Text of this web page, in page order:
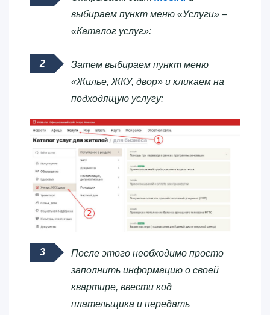
выбираем пункт меню «Услуги» –
«Каталог услуг»:
Затем выбираем пункт меню
«Жилье, ЖКУ, двор» и кликаем на
подходящую услугу:
После этого необходимо просто
заполнить информацию о своей
квартире, ввести код
плательщика и передать